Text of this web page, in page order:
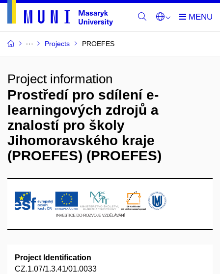
Projects PROEFES
Project information
Prostředí pro sdílení e-
learningových zdrojů a
znalostí pro školy
Jihomoravského kraje
(PROEFES) (PROEFES)
Project Identification
CZ.1.07/1.3.41/01.0033